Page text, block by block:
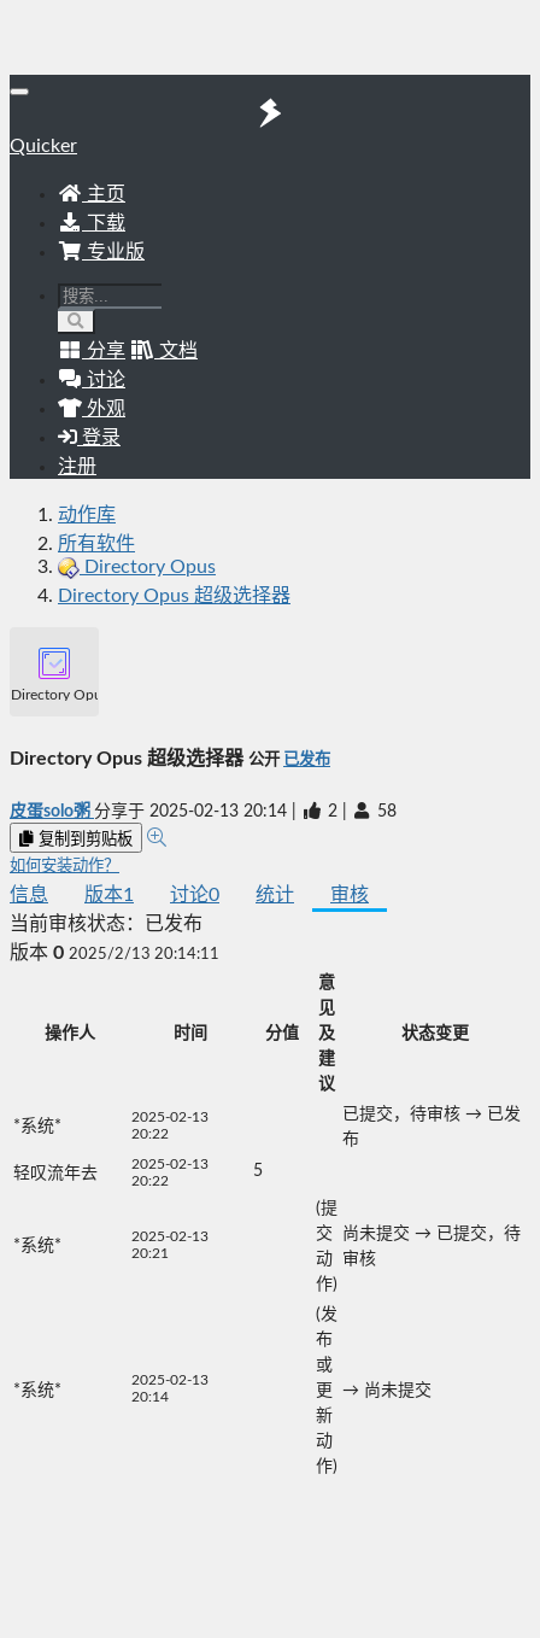
Quicker
主页
下载
专业版
分享
文档
讨论
外观
登录
注册
动作库
所有软件
Directory Opus
Directory Opus 超级选择器
Directory Opus 超级选择器
Directory Opus 超级选择器 公开 已发布
皮蛋solo粥 分享于 2025-02-13 20:14 2 58
复制到剪贴板
如何安装动作？
信息 版本1 讨论0 统计
审核
当前审核状态：
已发布
版本 0 2025/2/13 20:14:11
操作人 时间 分值
意
见
及
建
议
状态变更
*系统*
2025-02-13
20:22
已提交，待审核 → 已发
布
轻叹流年去
2025-02-13
20:22
5
*系统*
2025-02-13
20:21
(提
交
动
作)
尚未提交 → 已提交，待
审核
*系统*
2025-02-13
20:14
(发
布
或
更
新
动
作)
→ 尚未提交